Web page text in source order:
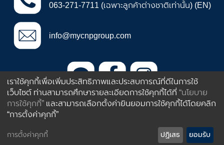
Line
063-271-7711 (เฉพาะลูกค้าต่างชาติเท่านั้น) (EN)
info@mycnpgroup.com
385 ถนนอ่อนนุช ประเวศ กรุงเทพฯ
© 2013 by CNP Plastic Industries Co.,Ltd
เราใช้คุกกี้เพื่อเพิ่มประสิทธิภาพและประสบการณ์ที่ดีในการใช้
เว็บไซต์ ท่านสามารถศึกษารายละเอียดการใช้คุกกี้ได้ที่ “นโยบาย
การใช้คุกกี้” และสามารถเลือกตั้งค่ายินยอมการใช้คุกกี้ได้โดยคลิก
“การตั้งค่าคุกกี้”
การตั้งค่าคุกกี้ ปฏิเสธ ยอมรับ